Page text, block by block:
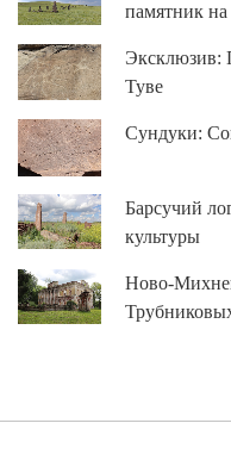
памятник
Эксклюзив:
Туве
Сундуки:
Барсучий
культуры
Ново-